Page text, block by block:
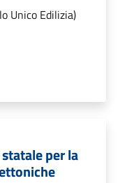
Unico Edilizia)
per la